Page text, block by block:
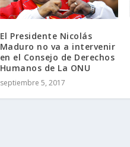
El Presidente Nicolás
Maduro no va a intervenir
en el Consejo de Derechos
Humanos de La ONU
septiembre 5, 2017